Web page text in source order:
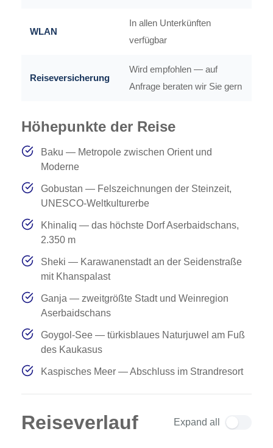
WLAN
In allen Unterkünften
verfügbar
Reiseversicherung
Wird empfohlen — auf
Anfrage beraten wir Sie gern
Höhepunkte der Reise
Baku — Metropole zwischen Orient und
Moderne
Gobustan — Felszeichnungen der Steinzeit,
UNESCO-Weltkulturerbe
Khinaliq — das höchste Dorf Aserbaidschans,
2.350 m
Sheki — Karawanenstadt an der Seidenstraße
mit Khanspalast
Ganja — zweitgrößte Stadt und Weinregion
Aserbaidschans
Goygol-See — türkisblaues Naturjuwel am Fuß
des Kaukasus
Kaspisches Meer — Abschluss im Strandresort
Reiseverlauf Expand all